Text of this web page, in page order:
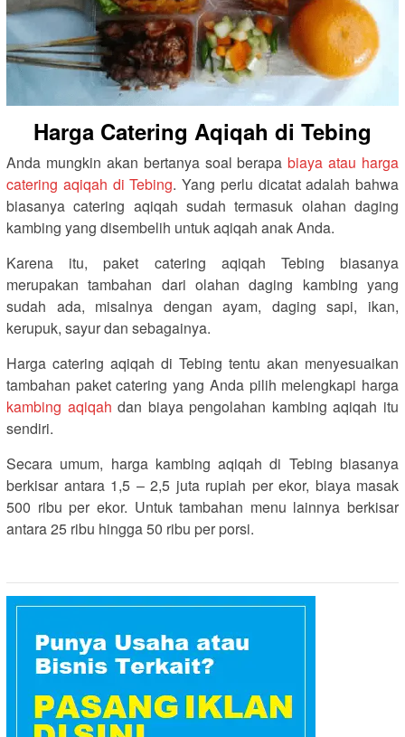
Harga Catering Aqiqah di Tebing
Anda mungkin akan bertanya soal berapabiaya atau harga
catering aqiqah di Tebing. Yang perlu dicatat adalah bahwa
biasanya catering aqiqah sudah termasuk olahan daging
kambing yang disembelih untuk aqiqah anak Anda.
Karena itu, paket catering aqiqah Tebing biasanya
merupakan tambahan dari olahan daging kambing yang
sudah ada, misalnya dengan ayam, daging sapi, ikan,
kerupuk, sayur dan sebagainya.
Harga catering aqiqah di Tebing tentu akan menyesuaikan
tambahan paket catering yang Anda pilih melengkapi harga
kambing aqiqah dan biaya pengolahan kambing aqiqah itu
sendiri.
Secara umum, harga kambing aqiqah di Tebing biasanya
berkisar antara 1,5 – 2,5 juta rupiah per ekor, biaya masak
500 ribu per ekor. Untuk tambahan menu lainnya berkisar
antara 25 ribu hingga 50 ribu per porsi.